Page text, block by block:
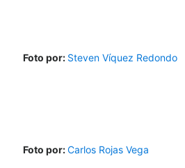
Foto por: Steven Víquez Redondo
Foto por:Carlos Rojas Vega